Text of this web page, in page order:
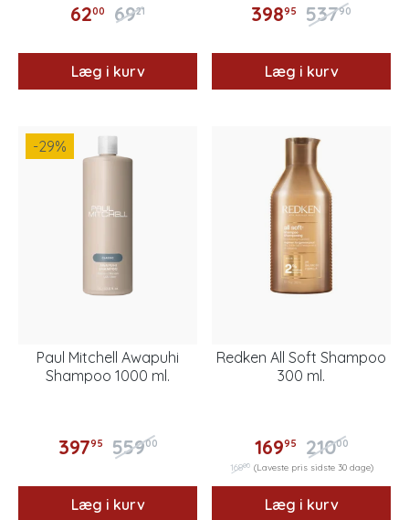
6200 6921
Læg i kurv
39895 53790
Læg i kurv
-29%
Paul Mitchell Awapuhi
Shampoo 1000 ml.
39795 55900
Læg i kurv
Redken All Soft Shampoo
300 ml.
16995 21000
16800 (Laveste pris sidste 30 dage)
Læg i kurv